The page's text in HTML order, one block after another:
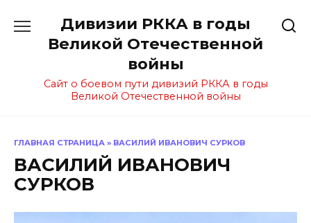
содержанию
Дивизии РККА в годы
Великой Отечественной
войны
Сайт о боевом пути дивизий РККА в годы
Великой Отечественной войны
ГЛАВНАЯ СТРАНИЦА » ВАСИЛИЙ ИВАНОВИЧ СУРКОВ
ВАСИЛИЙ ИВАНОВИЧ
СУРКОВ